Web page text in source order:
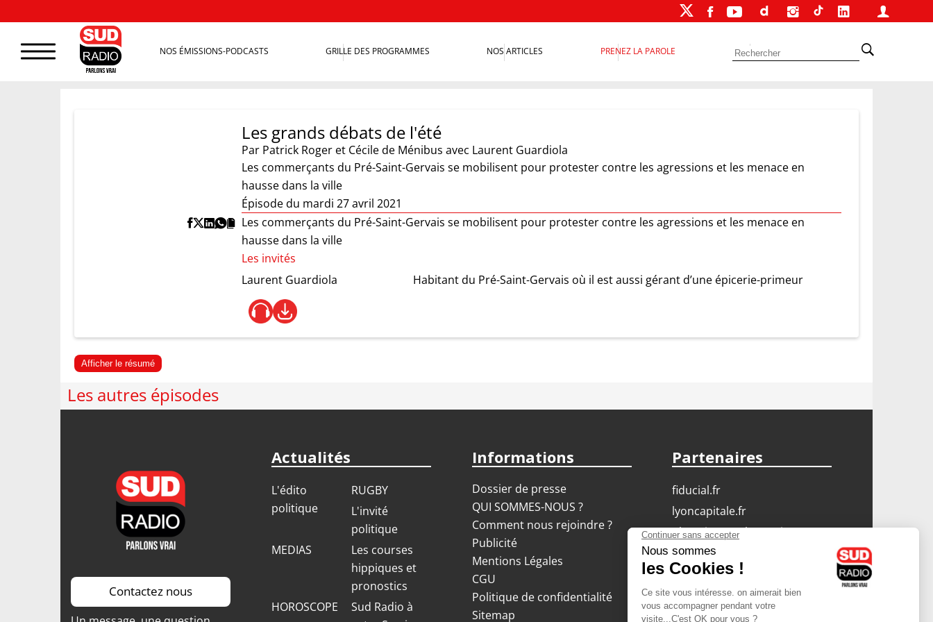
NOS ÉMISSIONS-PODCASTS GRILLE DES PROGRAMMES NOS ARTICLES PRENEZ LA PAROLE
Les grands débats de l'été
Par Patrick Roger et Cécile de Ménibus avec Laurent Guardiola
Les commerçants du Pré-Saint-Gervais se mobilisent pour protester contre les agressions et les menace en
hausse dans la ville
Épisode du mardi 27 avril 2021
Les commerçants du Pré-Saint-Gervais se mobilisent pour protester contre les agressions et les menace en
hausse dans la ville
Les invités
Laurent Guardiola
Habitant du Pré-Saint-Gervais où il est aussi gérant d’une épicerie-primeur
Afficher le résumé
Les autres épisodes
Contactez nous
Actualités
L'édito
politique
RUGBY
L'invité
politique
MEDIAS
Les courses
hippiques et
pronostics
HOROSCOPE
Sud Radio à
Informations
Dossier de presse
QUI SOMMES-NOUS ?
Comment nous rejoindre ?
Publicité
Mentions Légales
CGU
Politique de confidentialité
Sitemap
Partenaires
fiducial.fr
lyoncapitale.fr
olympique-et-lyonnais.com
L'application Iphone
/ Android